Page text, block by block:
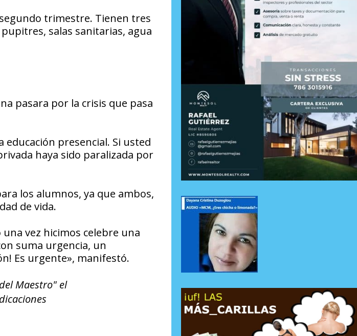
trimestre. Tienen tres
salas sanitarias, agua
pasara por la crisis que pasa
educación presencial. Si usted
haya sido paralizada por
los alumnos, ya que ambos,
de vida.
vez hicimos celebre una
suma urgencia, un
Es urgente», manifestó.
Maestro" el